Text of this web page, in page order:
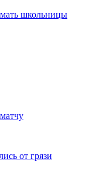
школьницы
от грязи